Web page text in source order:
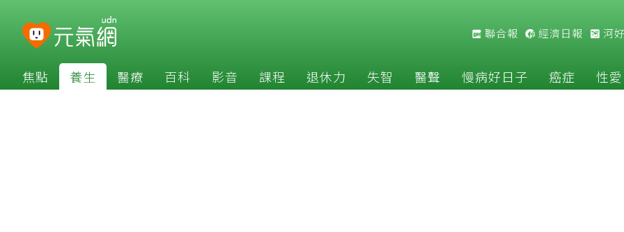
聯合報 經濟日報 河
焦點 養生 醫療 百科 影音 課程 退休力 失智 醫聲 慢病好日子 癌症 性愛